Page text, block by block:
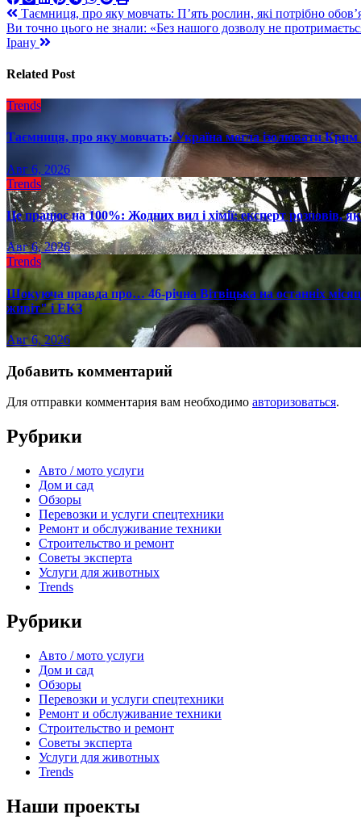
Навигация
по
Таємниця, про яку мовчать: П’ять рослин, які потрібно
Ви точно цього не знали: «Без нашого дозволу не
Ірану
Related Post
Trends
Таємниця, про яку мовчать: Україна могла ізолювати
Авг 6, 2026
Trends
Це працює на 100%: Жодних вил і хімії: експерт розповів,
Авг 6, 2026
Trends
Шокуюча правда про… 46-річна Вітвіцька на останніх
живіт" і ЕКЗ
Авг 6, 2026
Добавить комментарий
Для отправки комментария вам необходимо авторизоваться.
Рубрики
Авто / мото услуги
Дом и сад
Обзоры
Перевозки и услуги спецтехники
Ремонт и обслуживание техники
Строительство и ремонт
Советы эксперта
Услуги для животных
Trends
Рубрики
Авто / мото услуги
Дом и сад
Обзоры
Перевозки и услуги спецтехники
Ремонт и обслуживание техники
Строительство и ремонт
Советы эксперта
Услуги для животных
Trends
Наши проекты